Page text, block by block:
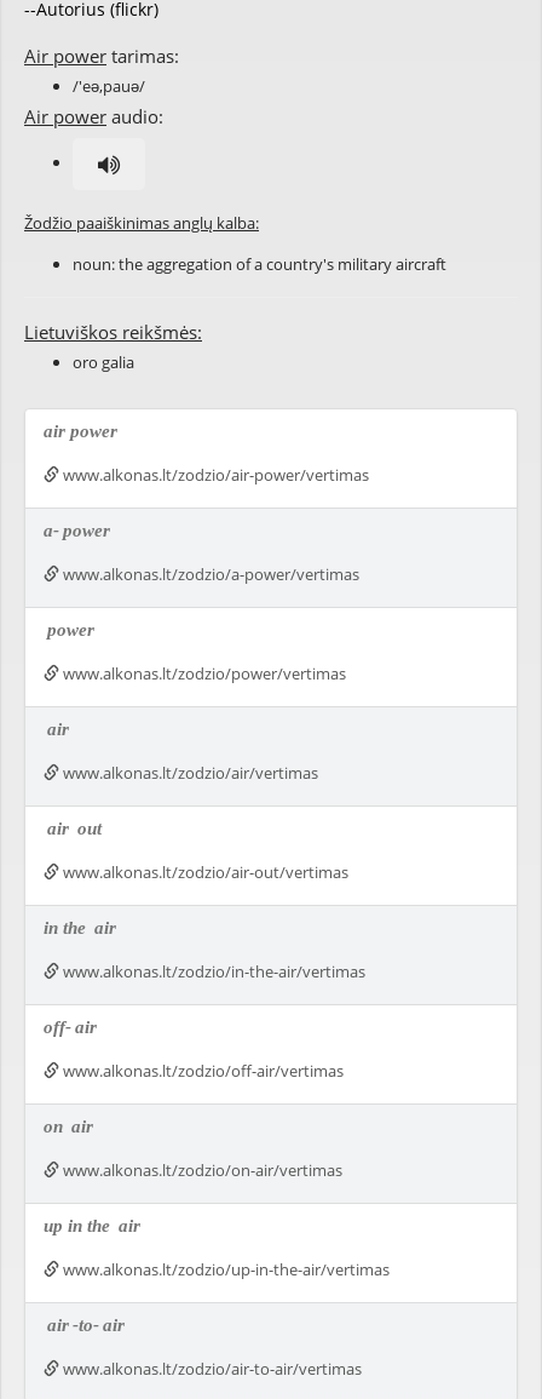
--Autorius (flickr)
Air power tarimas:
/'eə,pauə/
Air power audio:
Žodžio paaiškinimas anglų kalba:
noun: the aggregation of a country's military aircraft
Lietuviškos reikšmės:
oro galia
air power
www.alkonas.lt/zodzio/air-power/vertimas
a-power
www.alkonas.lt/zodzio/a-power/vertimas
power
www.alkonas.lt/zodzio/power/vertimas
air
www.alkonas.lt/zodzio/air/vertimas
air out
www.alkonas.lt/zodzio/air-out/vertimas
in the air
www.alkonas.lt/zodzio/in-the-air/vertimas
off-air
www.alkonas.lt/zodzio/off-air/vertimas
on air
www.alkonas.lt/zodzio/on-air/vertimas
up in the air
www.alkonas.lt/zodzio/up-in-the-air/vertimas
air-to-air
www.alkonas.lt/zodzio/air-to-air/vertimas